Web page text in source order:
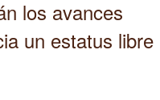
los avances
un estatus libre